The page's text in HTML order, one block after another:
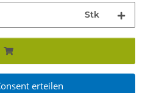
Stk
erteilen